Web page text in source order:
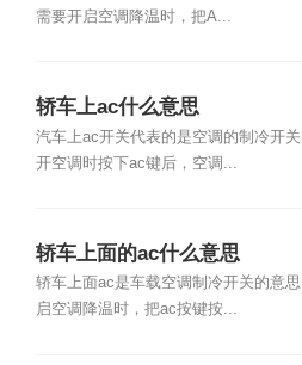
需要开启空调降温时，把A...
轿车上ac什么意思
汽车上ac开关代表的是空调的制冷开
开空调时按下ac键后，空调...
轿车上面的ac什么意思
轿车上面ac是车载空调制冷开关的意
启空调降温时，把ac按键按...